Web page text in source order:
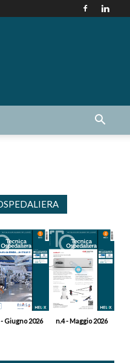
Giugno 2026 n.4 - Maggio 2026